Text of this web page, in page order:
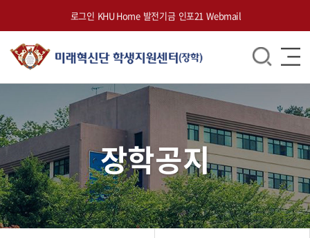
로그인 KHU Home 발전기금 인포21 Webmail
장학공지